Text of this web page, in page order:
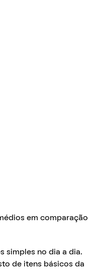
em comparação
simples no dia a dia.
de itens básicos da